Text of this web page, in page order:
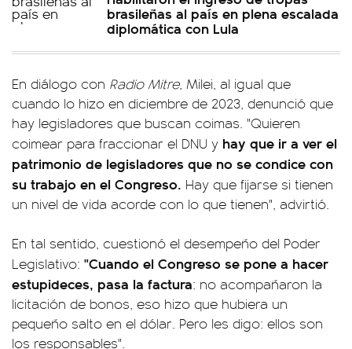
brasileñas al país en plena escalada
diplomática con Lula
En diálogo con Radio Mitre, Milei, al igual que
cuando lo hizo en diciembre de 2023, denunció que
hay legisladores que buscan coimas. "Quieren
coimear para fraccionar el DNU y hay que ir a ver el
patrimonio de legisladores que no se condice con
su trabajo en el Congreso. Hay que fijarse si tienen
un nivel de vida acorde con lo que tienen", advirtió.
En tal sentido, cuestionó el desempeño del Poder
Legislativo: "Cuando el Congreso se pone a hacer
estupideces, pasa la factura: no acompañaron la
licitación de bonos, eso hizo que hubiera un
pequeño salto en el dólar. Pero les digo: ellos son
los responsables".